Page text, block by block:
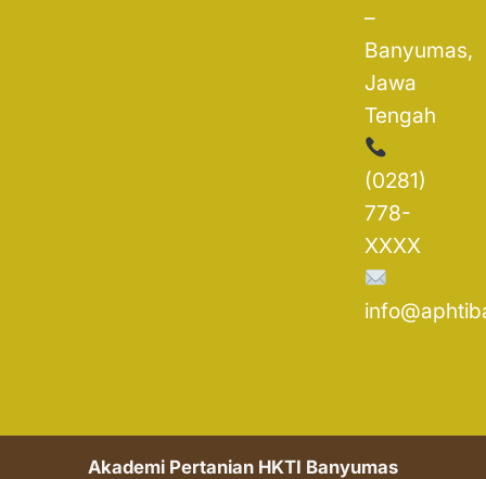
–
Banyumas,
Jawa
Tengah
(0281)
778-
XXXX
Akademi Pertanian HKTI Banyumas